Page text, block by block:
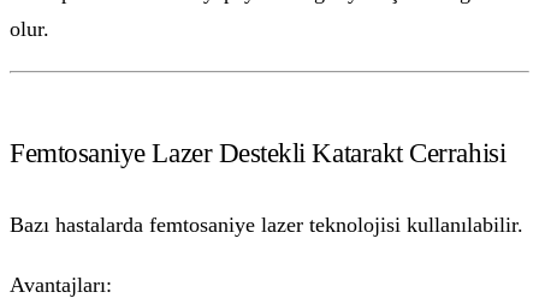
olur.
Femtosaniye Lazer Destekli Katarakt Cerrahisi
Bazı hastalarda femtosaniye lazer teknolojisi kullanılabilir.
Avantajları: